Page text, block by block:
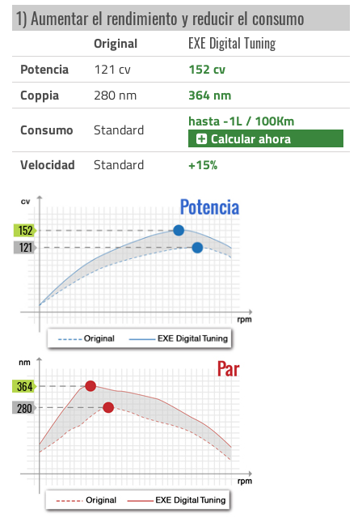
1) Aumentar el rendimiento y reducir el consumo
Original
EXE Digital Tuning
Potencia
121 cv
152 cv
Coppia
280 nm
364 nm
Consumo
Standard
hasta -1L / 100Km
Calcular ahora
Velocidad
Standard +15%
121
152
280
364